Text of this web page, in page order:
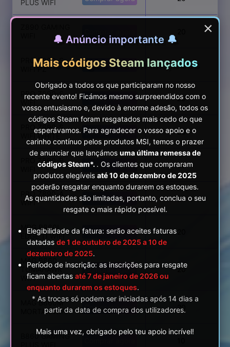
×
🔔 Anúncio importante 🔔
Mais códigos Steam lançados
Obrigado a todos os que participaram no nosso
recente evento! Ficámos mesmo surpreendidos com o
vosso entusiasmo e, devido à enorme adesão, todos os
códigos Steam foram resgatados mais cedo do que
esperávamos. Para agradecer o vosso apoio e o
carinho contínuo pelos produtos MSI, temos o prazer
de anunciar que lançámos uma última remessa de
códigos Steam*. . Os clientes que compraram
produtos elegíveis até 10 de dezembro de 2025
poderão resgatar enquanto durarem os estoques.
As quantidades são limitadas, portanto, conclua o seu
resgate o mais rápido possível.
Elegibilidade da fatura: serão aceites faturas
datadasde 1 de outubro de 2025 a 10 de
dezembro de 2025.
Período de inscrição: as inscrições para resgate
ficam abertasaté 7 de janeiro de 2026 ou
enquanto durarem os estoques.
* As trocas só podem ser iniciadas após 14 dias a
partir da data de compra dos utilizadores.
Mais uma vez, obrigado pelo teu apoio incrível!
PLUS WIFI
PRO Z890-S
WIFI PZ
Comprar agora 20
PRO Z890-S
WIFI
Buy Now 20
PRO Z890-S
WIFI WHITE
Comprar agora 20
PRO Z890-P
Comprar agora 20
PRO Z890-A
WIFI
Comprar agora 20
MPG B860I
EDGE TI WIFI
Comprar agora
MAG B860
TOMAHAWK
WIFI
Comprar agora 20
MAG B860M
MORTAR WIFI
Comprar agora 20
B860 GAMING